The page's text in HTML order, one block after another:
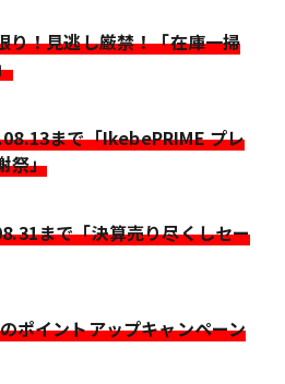
り！見逃し厳禁！「在庫一掃
まで「IkebePRIME プレ
祭」
まで「決算売り尽くしセー
ポイントアップキャンペーン